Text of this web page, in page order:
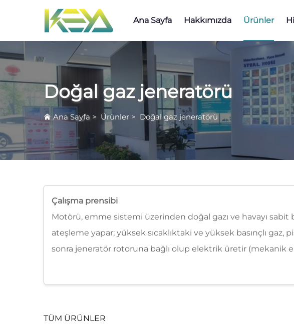
Ana Sayfa Hakkımızda Ürünler
Doğal gaz jeneratörü
Ana Sayfa > Ürünler > Doğal gaz jeneratörü
Çalışma prensibi
Motörü, emme sistemi üzerinden doğal gazı ve havayı sabit
ateşleme yapar; yüksek sıcaklıktaki ve yüksek basınçlı
sonra jeneratör rotoruna bağlı olup elektrik üretir (mekanik
TÜM ÜRÜNLER